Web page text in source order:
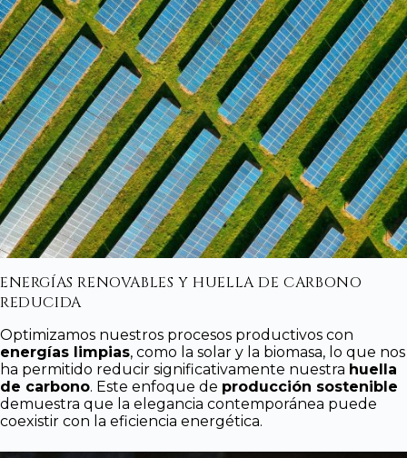
ENERGÍAS RENOVABLES Y HUELLA DE CARBONO
REDUCIDA
Optimizamos nuestros procesos productivos con
energías limpias, como la solar y la biomasa, lo que nos
ha permitido reducir significativamente nuestra huella
de carbono. Este enfoque de producción sostenible
demuestra que la elegancia contemporánea puede
coexistir con la eficiencia energética.